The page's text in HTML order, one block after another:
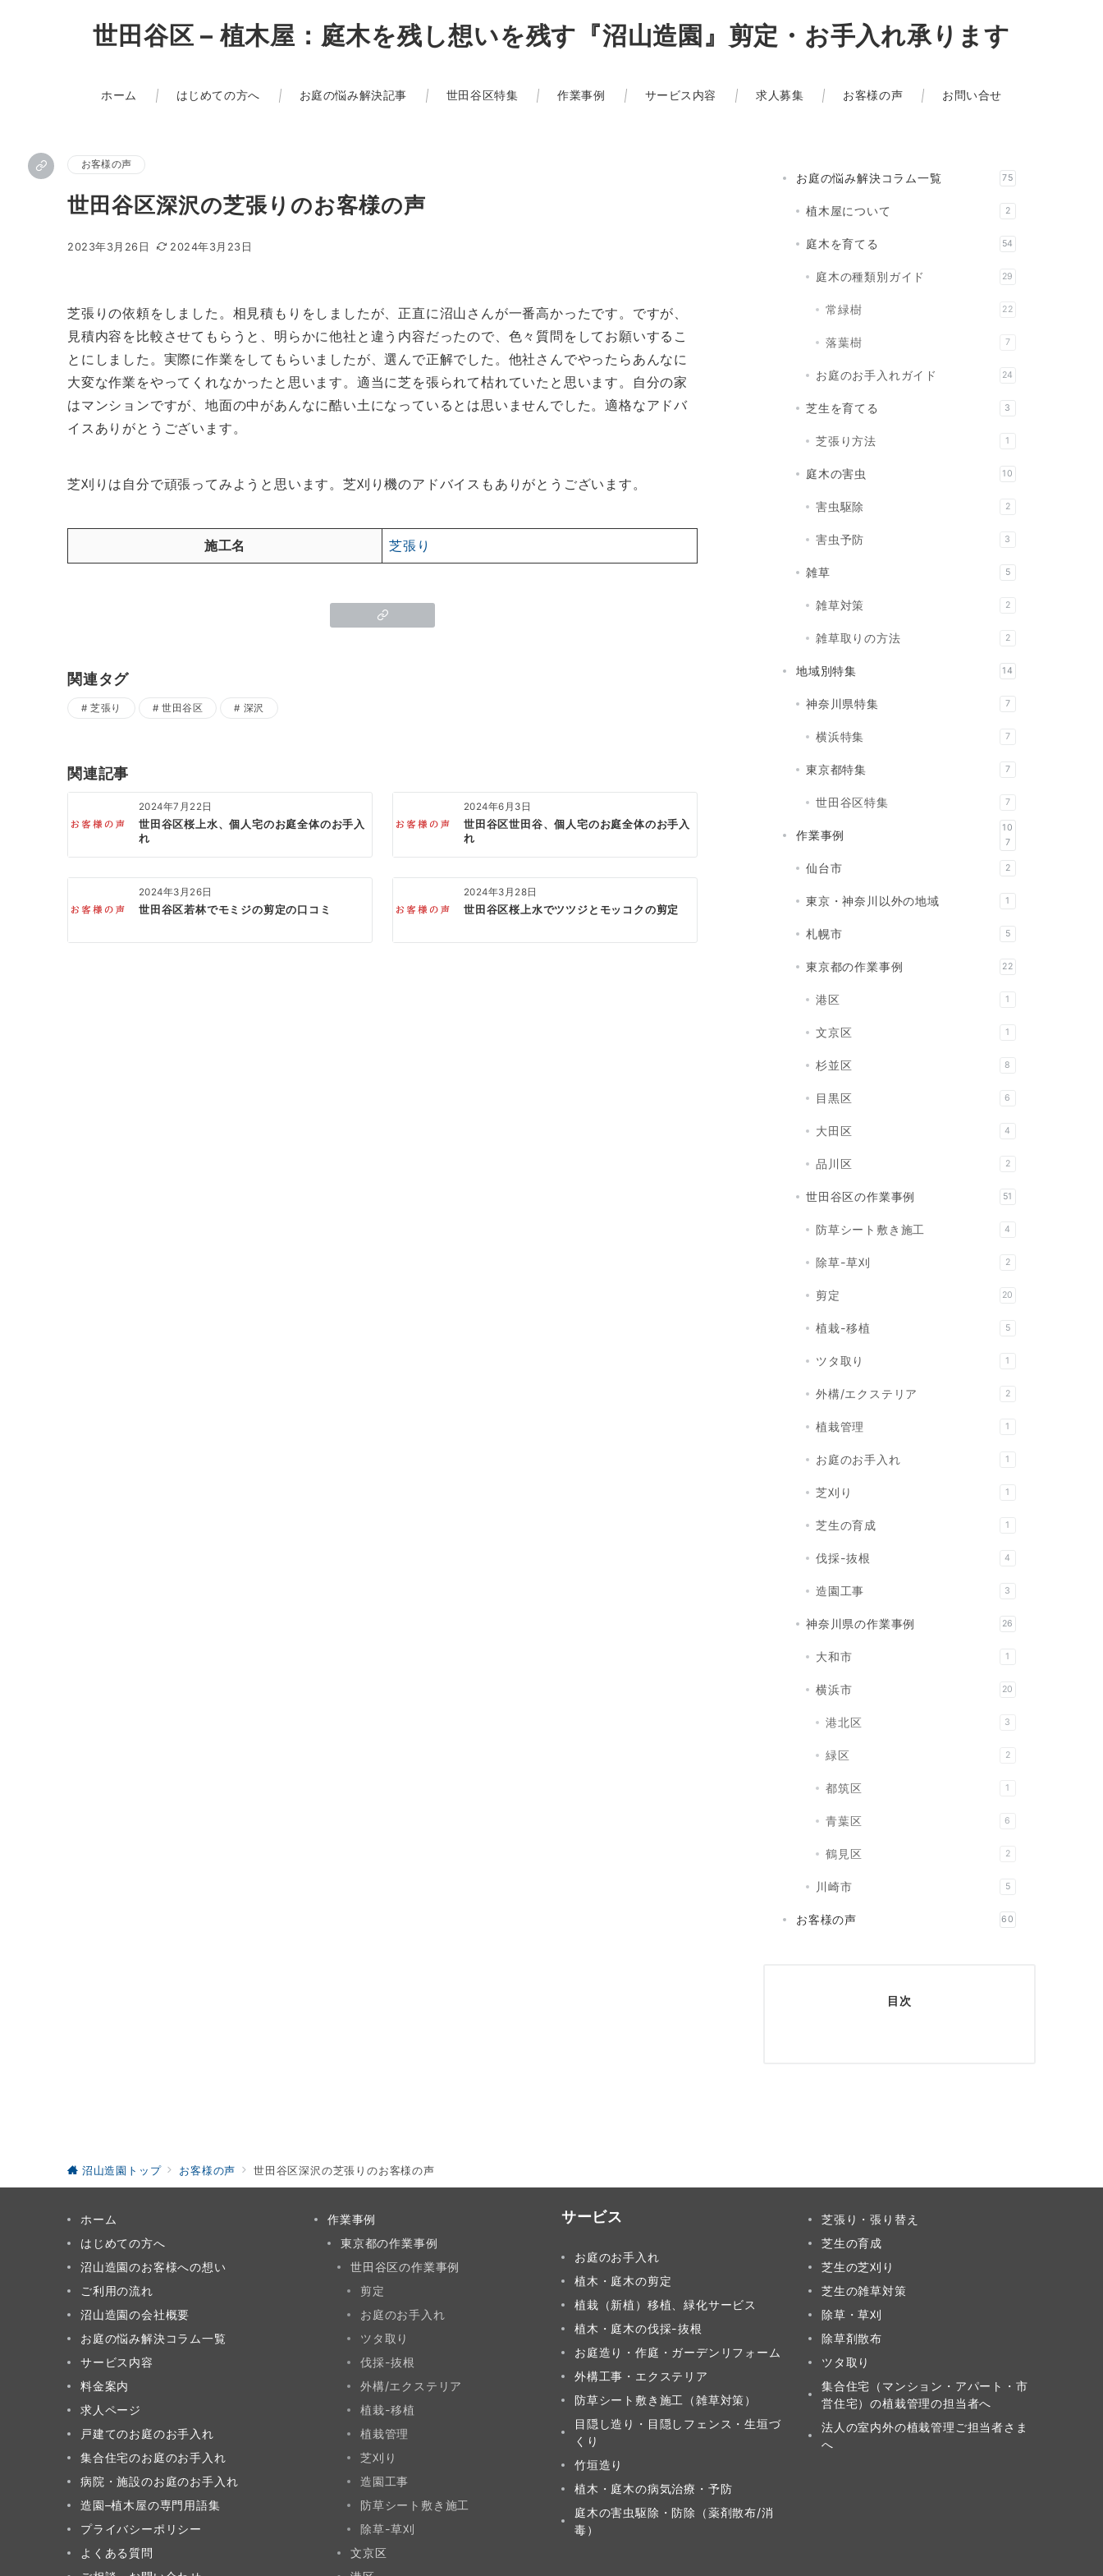
世田谷区 – 植木屋：庭木を残し想いを残す『沼山造園』剪定・お手入れ承ります
ホーム はじめての方へ お庭の悩み解決記事 世田谷区特集 作業事例 サービス内容 求人募集 お客様の声 お問い合せ
お客様の声
世田谷区深沢の芝張りのお客様の声
2023年3月26日 2024年3月23日
芝張りの依頼をしました。相見積もりをしましたが、正直に沼山さんが一番高かったです。ですが、
見積内容を比較させてもらうと、明らかに他社と違う内容だったので、色々質問をしてお願いするこ
とにしました。実際に作業をしてもらいましたが、選んで正解でした。他社さんでやったらあんなに
大変な作業をやってくれなかったと思います。適当に芝を張られて枯れていたと思います。自分の家
はマンションですが、地面の中があんなに酷い土になっているとは思いませんでした。適格なアドバ
イスありがとうございます。
芝刈りは自分で頑張ってみようと思います。芝刈り機のアドバイスもありがとうございます。
施工名 芝張り
関連タグ
芝張り 世田谷区 深沢
関連記事
2024年7月22日
世田谷区桜上水、個人宅のお庭全体のお手入
れ
2024年6月3日
世田谷区世田谷、個人宅のお庭全体のお手入
れ
2024年3月26日
世田谷区若林でモミジの剪定の口コミ
2024年3月28日
世田谷区桜上水でツツジとモッコクの剪定
お庭の悩み解決コラム一覧 75
植木屋について 2
庭木を育てる 54
庭木の種類別ガイド 29
常緑樹 22
落葉樹 7
お庭のお手入れガイド 24
芝生を育てる 3
芝張り方法 1
庭木の害虫 10
害虫駆除 2
害虫予防 3
雑草 5
雑草対策 2
雑草取りの方法 2
地域別特集 14
神奈川県特集 7
横浜特集 7
東京都特集 7
世田谷区特集 7
作業事例
10
7
仙台市 2
東京・神奈川以外の地域 1
札幌市 5
東京都の作業事例 22
港区 1
文京区 1
杉並区 8
目黒区 6
大田区 4
品川区 2
世田谷区の作業事例 51
防草シート敷き施工 4
除草-草刈 2
剪定 20
植栽-移植 5
ツタ取り 1
外構/エクステリア 2
植栽管理 1
お庭のお手入れ 1
芝刈り 1
芝生の育成 1
伐採-抜根 4
造園工事 3
神奈川県の作業事例 26
大和市 1
横浜市 20
港北区 3
緑区 2
都筑区 1
青葉区 6
鶴見区 2
川崎市 5
お客様の声 60
目次
沼山造園トップ お客様の声 世田谷区深沢の芝張りのお客様の声
ホーム
はじめての方へ
沼山造園のお客様への想い
ご利用の流れ
沼山造園の会社概要
お庭の悩み解決コラム一覧
サービス内容
料金案内
求人ページ
戸建てのお庭のお手入れ
集合住宅のお庭のお手入れ
病院・施設のお庭のお手入れ
造園–植木屋の専門用語集
プライバシーポリシー
よくある質問
作業事例
東京都の作業事例
世田谷区の作業事例
剪定
お庭のお手入れ
ツタ取り
伐採-抜根
外構/エクステリア
植栽-移植
植栽管理
芝刈り
造園工事
防草シート敷き施工
除草-草刈
文京区
サービス
お庭のお手入れ
植木・庭木の剪定
植栽（新植）移植、緑化サービス
植木・庭木の伐採-抜根
お庭造り・作庭・ガーデンリフォーム
外構工事・エクステリア
防草シート敷き施工（雑草対策）
目隠し造り・目隠しフェンス・生垣づ
くり
竹垣造り
植木・庭木の病気治療・予防
庭木の害虫駆除・防除（薬剤散布/消
毒）
芝張り・張り替え
芝生の育成
芝生の芝刈り
芝生の雑草対策
除草・草刈
除草剤散布
ツタ取り
集合住宅（マンション・アパート・市
営住宅）の植栽管理の担当者へ
法人の室内外の植栽管理ご担当者さま
へ